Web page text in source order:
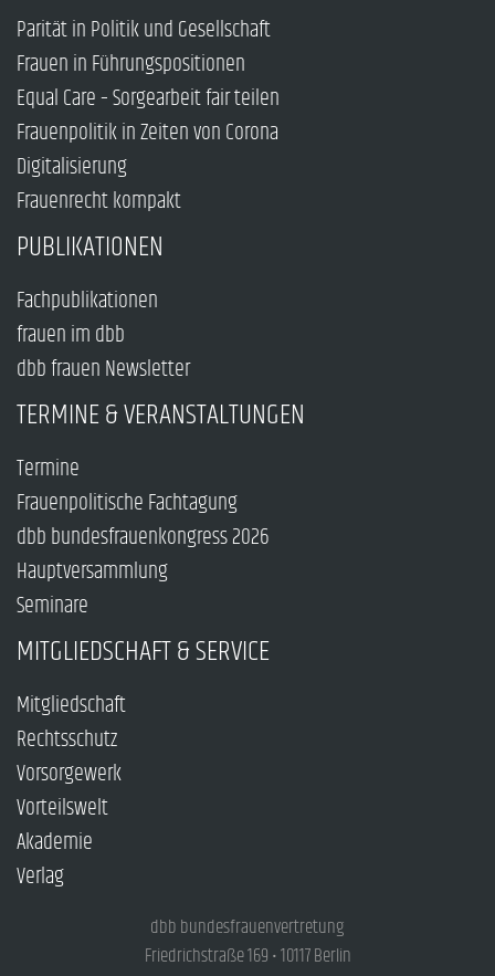
Parität in Politik und Gesellschaft
Frauen in Führungspositionen
Equal Care – Sorgearbeit fair teilen
Frauenpolitik in Zeiten von Corona
Digitalisierung
Frauenrecht kompakt
PUBLIKATIONEN
Fachpublikationen
frauen im dbb
dbb frauen Newsletter
TERMINE & VERANSTALTUNGEN
Termine
Frauenpolitische Fachtagung
dbb bundesfrauenkongress 2026
Hauptversammlung
Seminare
MITGLIEDSCHAFT & SERVICE
Mitgliedschaft
Rechtsschutz
Vorsorgewerk
Vorteilswelt
Akademie
Verlag
dbb bundesfrauenvertretung
Friedrichstraße 169 • 10117 Berlin